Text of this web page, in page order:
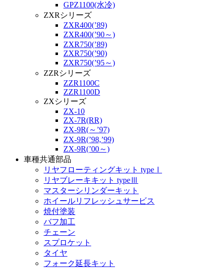
GPZ1100(水冷)
ZXRシリーズ
ZXR400(’89)
ZXR400(’90～)
ZXR750(’89)
ZXR750(’90)
ZXR750(’95～)
ZZRシリーズ
ZZR1100C
ZZR1100D
ZXシリーズ
ZX-10
ZX-7R(RR)
ZX-9R(～’97)
ZX-9R(’98,’99)
ZX-9R(’00～)
車種共通部品
リヤフローティングキット typeⅠ
リヤブレーキキット typeⅢ
マスターシリンダーキット
ホイールリフレッシュサービス
焼付塗装
バフ加工
チェーン
スプロケット
タイヤ
フォーク延長キット